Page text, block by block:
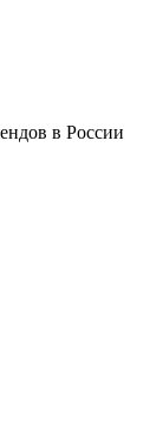
в России